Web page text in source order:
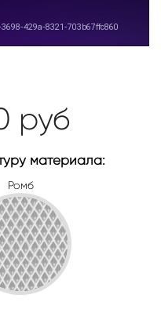
руб
материала:
Ромб